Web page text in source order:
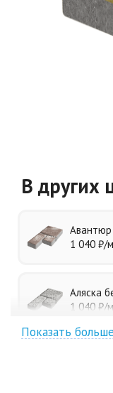
В других
Авантюр
1 040 ₽/м
Аляска
1 040 ₽/м
Показать